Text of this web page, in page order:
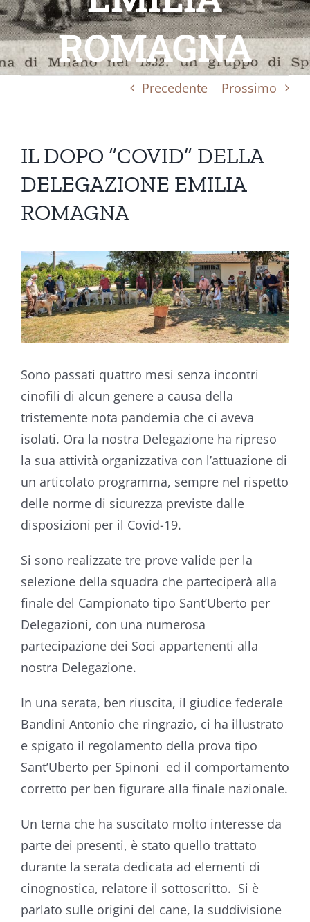
ROMAGNA
Precedente Prossimo
IL DOPO “COVID” DELLA
DELEGAZIONE EMILIA
ROMAGNA
Ingrandisci
immagine
Sono passati quattro mesi senza incontri
cinofili di alcun genere a causa della
tristemente nota pandemia che ci aveva
isolati. Ora la nostra Delegazione ha ripreso
la sua attività organizzativa con l’attuazione di
un articolato programma, sempre nel rispetto
delle norme di sicurezza previste dalle
disposizioni per il Covid-19.
Si sono realizzate tre prove valide per la
selezione della squadra che parteciperà alla
finale del Campionato tipo Sant’Uberto per
Delegazioni, con una numerosa
partecipazione dei Soci appartenenti alla
nostra Delegazione.
In una serata, ben riuscita, il giudice federale
Bandini Antonio che ringrazio, ci ha illustrato
e spigato il regolamento della prova tipo
Sant’Uberto per Spinoni ed il comportamento
corretto per ben figurare alla finale nazionale.
Un tema che ha suscitato molto interesse da
parte dei presenti, è stato quello trattato
durante la serata dedicata ad elementi di
cinognostica, relatore il sottoscritto. Si è
parlato sulle origini del cane, la suddivisione